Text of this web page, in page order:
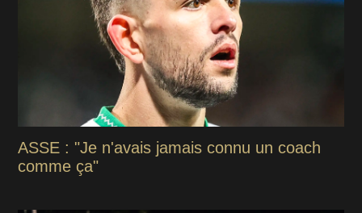
ASSE : "Je n'avais jamais connu un coach
comme ça"